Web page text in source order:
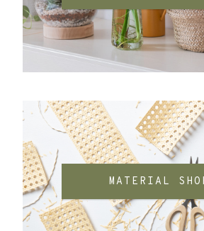
MATERIAL